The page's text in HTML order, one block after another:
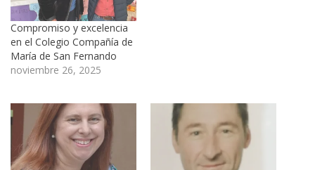
Compromiso y excelencia
en el Colegio Compañía de
María de San Fernando
noviembre 26, 2025